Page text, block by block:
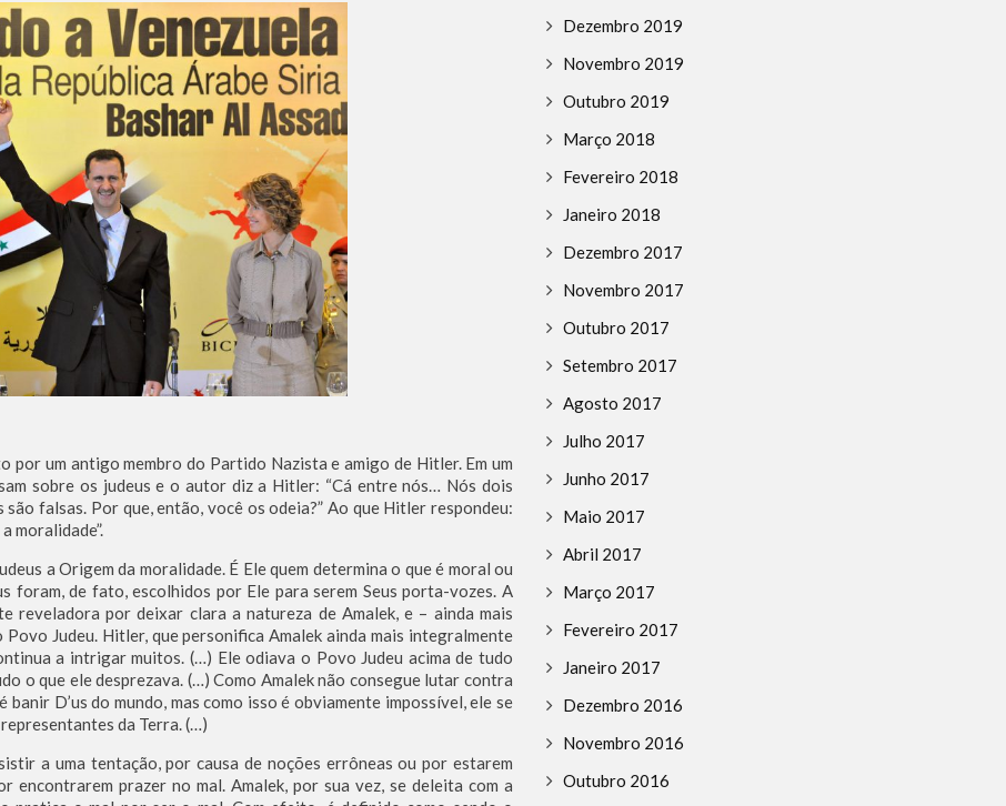
um antigo membro do Partido Nazista e amigo de Hitler. Em um
sobre os judeus e o autor diz a Hitler: “Cá entre nós… Nós dois
falsas. Por que, então, você os odeia?” Ao que Hitler respondeu:
moralidade”.
a Origem da moralidade. É Ele quem determina o que é moral ou
foram, de fato, escolhidos por Ele para serem Seus porta-vozes. A
reveladora por deixar clara a natureza de Amalek, e – ainda mais
Judeu. Hitler, que personifica Amalek ainda mais integralmente
a intrigar muitos. (…) Ele odiava o Povo Judeu acima de tudo
o que ele desprezava. (…) Como Amalek não consegue lutar contra
D’us do mundo, mas como isso é obviamente impossível, ele se
da Terra. (…)
a uma tentação, por causa de noções errôneas ou por estarem
encontrarem prazer no mal. Amalek, por sua vez, se deleita com a
Dezembro 2019
Novembro 2019
Outubro 2019
Março 2018
Fevereiro 2018
Janeiro 2018
Dezembro 2017
Novembro 2017
Outubro 2017
Setembro 2017
Agosto 2017
Julho 2017
Junho 2017
Maio 2017
Abril 2017
Março 2017
Fevereiro 2017
Janeiro 2017
Dezembro 2016
Novembro 2016
Outubro 2016